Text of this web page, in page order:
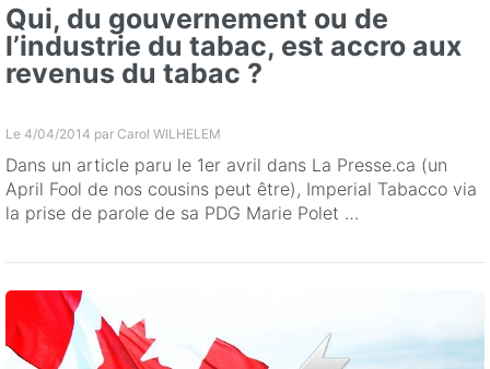
Qui, du gouvernement ou de
l’industrie du tabac, est accro aux
revenus du tabac ?
Le 4/04/2014 par Carol WILHELEM
Dans un article paru le 1er avril dans La Presse.ca (un
April Fool de nos cousins peut être), Imperial Tabacco via
la prise de parole de sa PDG Marie Polet …